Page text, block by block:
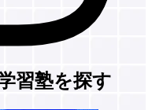
習塾を探す